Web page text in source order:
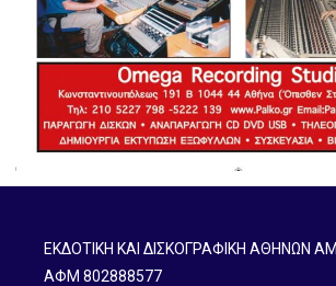
ΕΚΔΟΤΙΚΗ ΚΑΙ ΔΙΣΚΟΓΡΑΦΙΚΗ ΑΘΗΝΩΝ
ΑΦΜ 802888577